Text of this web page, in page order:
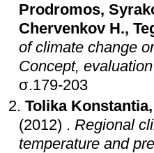
Prodromos,
Chervenkov H.,
of climate change
Concept,
σ.179-203
Tolika Konstantia
(2012) . Regional
temperature and